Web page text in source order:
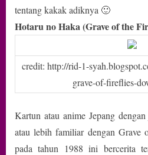
tentang kakak adiknya 🙂
Hotaru no Haka (Grave of the
credit: http://rid-1-
grave-of-fireflies-
Kartun atau anime Jepang
atau lebih familiar dengan
pada tahun 1988 ini bercerita